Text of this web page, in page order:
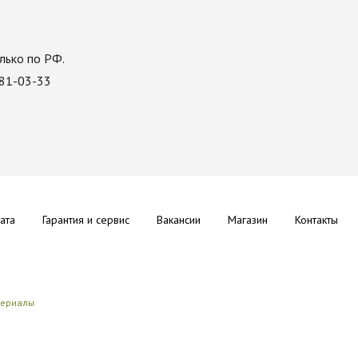
по РФ.
03-33
Гарантия и сервис Вакансии Магазин Контакты